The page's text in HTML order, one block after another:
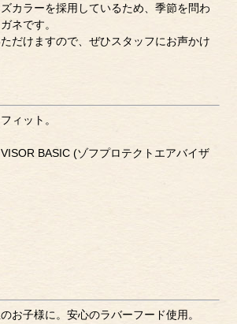
カラーを採用しているため、季節を問わ
ネです。
だけますので、ぜひスタッフにお声かけ
ィット。
BASIC (ゾフプロテクトエアバイザ
お子様に。安心のラバーフード使用。